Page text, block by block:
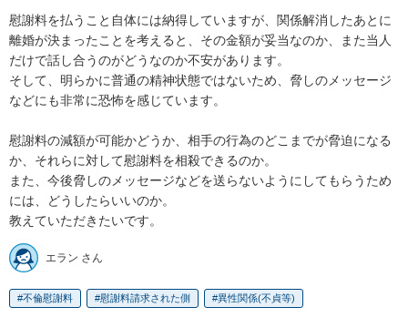
慰謝料を払うこと自体には納得していますが、関係解消したあとに
離婚が決まったことを考えると、その金額が妥当なのか、また当人
だけで話し合うのがどうなのか不安があります。
そして、明らかに普通の精神状態ではないため、脅しのメッセージ
などにも非常に恐怖を感じています。
慰謝料の減額が可能かどうか、相手の行為のどこまでが脅迫になる
か、それらに対して慰謝料を相殺できるのか。
また、今後脅しのメッセージなどを送らないようにしてもらうため
には、どうしたらいいのか。
教えていただきたいです。
エラン さん
不倫慰謝料 慰謝料請求された側 異性関係(不貞等)